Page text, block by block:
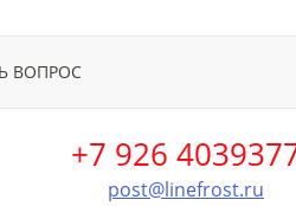
ВОПРОС
+7 926
post@linefrost.ru